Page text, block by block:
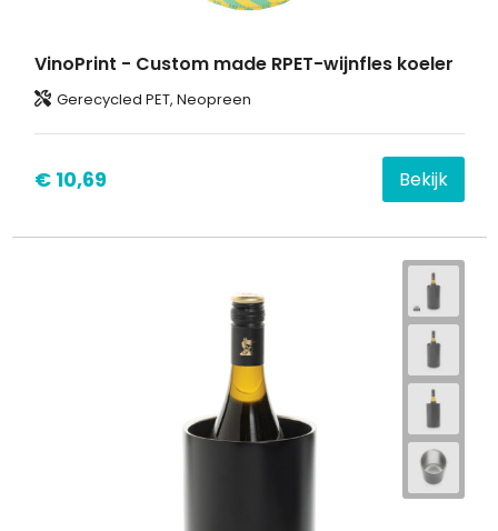
VinoPrint - Custom made RPET-wijnfles koeler
Gerecycled PET, Neopreen
€ 10,69 Bekijk